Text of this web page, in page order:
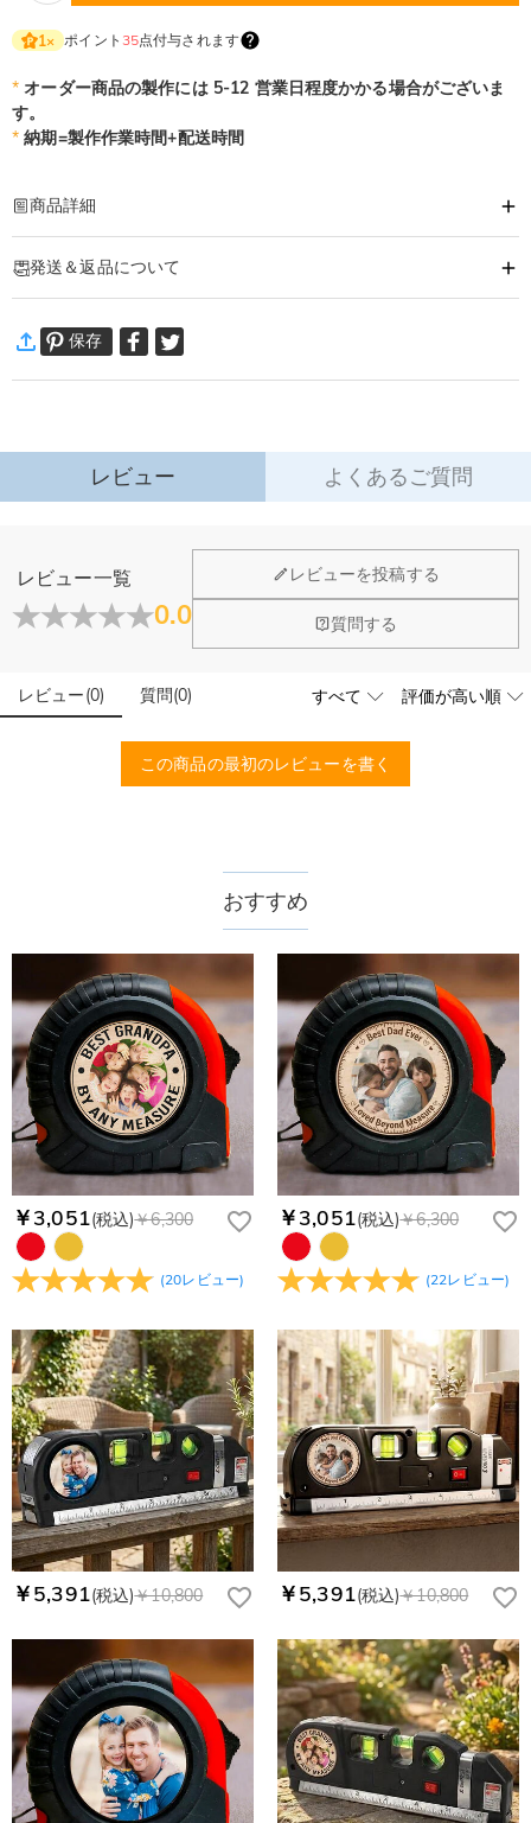
1× ポイント 35点付与されます
* オーダー商品の製作には 5-12 営業日程度かかる場合がございま
す。
* 納期=製作作業時間+配送時間
商品詳細
お父さんや DIY が好きな方へ、名前やメッセージ、家族のイラストを刻印でき
る、オリジナル工具セットです。
金属ケースにはメッセージや、お子様の手形・名前、思い出の写真イラストな
どを刻印可能。
精密ドライバーが豊富にセットされており、日常の修理や趣味の作業に幅広く
製品特徴とクラフトマンシップ
24 本組精密ドライバーセット：電子機器、時計、眼鏡の修理や細かい組立作
名入れ可能アルミケース：耐久性に優れたグレーアルミ製のケースに、お好き
なニックネームやメッセージをレーザー彫刻可能。オリジナルの装飾フレーム
も選べます。
プロフェッショナルな佇まい：精密工具とエレガントな名入れが融合し、機能
頑丈なケース付きで持ち運びも便利、使うたびに家族の愛を感じられる、機能
閉じる
発送＆返品について
万一、ご注文商品にご満足いただけない場合は、商品が到着後60日
保存
レビュー よくあるご質問
レビュー一覧
0.0
レビューを投稿する
質問する
レビュー(0) 質問(0)
この商品の最初のレビューを書く
おすすめ
￥3,051(税込)￥6,300
(20レビュー)
￥3,051(税込)￥6,300
(22レビュー)
￥5,391(税込)￥10,800 ￥5,391(税込)￥10,800